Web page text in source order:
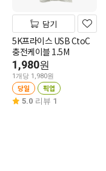
담기
5K프라이스 USB CtoC
충전케이블 1.5M
1,980원
1개당 1,980원
당일 픽업
5.0 리뷰 1